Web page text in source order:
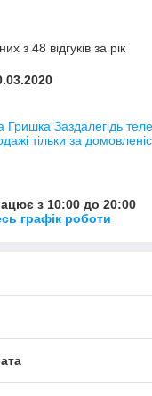
з 48 відгуків за рік
Гришка Заздалегiдь
тiльки за
з 10:00 до 20:00
графік роботи